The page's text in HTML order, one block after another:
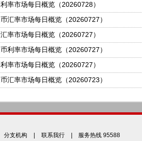
率市场每日概览（20260728）
汇率市场每日概览（20260727）
率市场每日概览（20260727）
利率市场每日概览（20260727）
率市场每日概览（20260727）
汇率市场每日概览（20260723）
分支机构 联系我行 | 服务热线 95588